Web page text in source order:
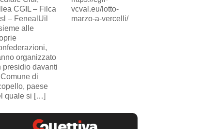
CGIL – Filca
– FenealUil
alle
organizzato
presidio davanti
di
paese
quale si […]
vcval.eu/lotto-
marzo-a-vercelli/